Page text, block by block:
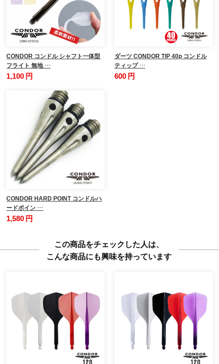
CONDOR コンドル シャフト一体型
フライト 無地 …
1,100 円
ダーツ CONDOR TIP 40p コンドル
ティップ …
600 円
CONDOR HARD POINT コンドルハ
ードポイン …
1,580 円
この商品をチェックした人は、
こんな商品にも興味を持っています